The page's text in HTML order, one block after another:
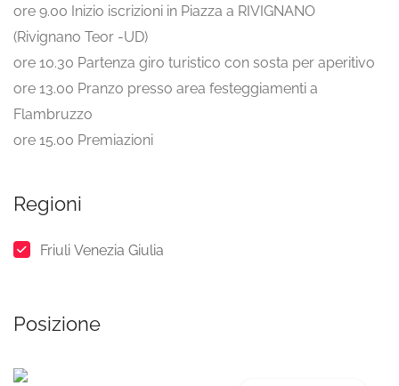
ore 9.00 Inizio iscrizioni in Piazza a RIVIGNANO
(Rivignano Teor -UD)
ore 10.30 Partenza giro turistico con sosta per aperitivo
ore 13.00 Pranzo presso area festeggiamenti a
Flambruzzo
ore 15.00 Premiazioni
Regioni
Friuli Venezia Giulia
Posizione